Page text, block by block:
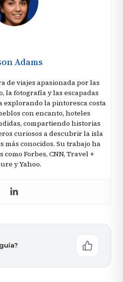
Adams
de viajes apasionada por las
la fotografía y las escapadas
la pintoresca costa
con encanto, hoteles
compartiendo historias
curiosos a descubrir la isla
más conocidos. Su trabajo ha
Forbes, CNN, Travel +
y Yahoo.